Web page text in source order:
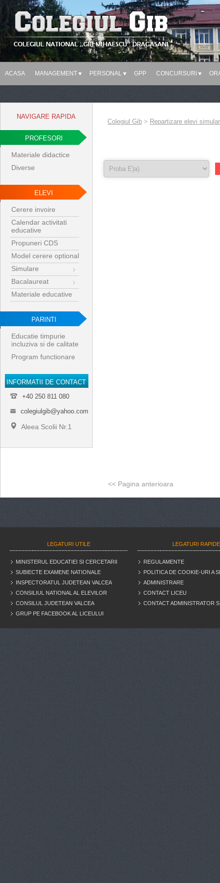
ACASA MANAGEMENT PERSONAL GPP CONCURSURI
NAVIGARE RAPIDA
PROFESORI
Materiale didactice
Diverse
ELEVI
Cerere invoire
Calendar activitati
educative
Propuneri CDS
Model cerere optional
Simulare
Bacalaureat
Materiale educative
PARINTI
Educatie timpurie
incluziva si de calitate
Program functionare
INFORMATII DE CONTACT
+40 250 811 080
colegiulgib@yahoo.com
Aleea Scolii Nr.1
Colegiul Gib > Repartizare elevi
<< Pagina anterioara
LEGATURI UTILE
MINISTERUL EDUCATIEI SI CERCETARII
SUBIECTE EXAMENE NATIONALE
INSPECTORATUL JUDETEAN VALCEA
CONSILIUL NATIONAL AL ELEVILOR
CONSILUL JUDETEAN VALCEA
GRUP PE FACEBOOK AL LICEULUI
LEGATURI RAPIDE
REGULAMENTE
POLITICA DE COOKIE-URI A
ADMINISTRARE
CONTACT LICEU
CONTACT ADMINISTRATOR